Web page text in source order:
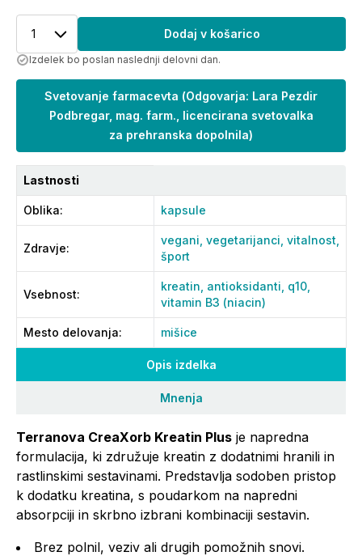
Opis izdelka
Mnenja
Terranova CreaXorb Kreatin Plus je napredna
formulacija, ki združuje kreatin z dodatnimi hranili in
rastlinskimi sestavinami. Predstavlja sodoben pristop
k dodatku kreatina, s poudarkom na napredni
absorpciji in skrbno izbrani kombinaciji sestavin.
Brez polnil, veziv ali drugih pomožnih snovi.
1 Dodaj v košarico
Izdelek bo poslan naslednji delovni dan.
Svetovanje farmacevta (Odgovarja: Lara Pezdir
Podbregar, mag. farm., licencirana svetovalka
za prehranska dopolnila)
Lastnosti
Oblika: kapsule
Zdravje:
vegani, vegetarijanci, vitalnost,
šport
Vsebnost:
kreatin, antioksidanti, q10,
vitamin B3 (niacin)
Mesto delovanja: mišice